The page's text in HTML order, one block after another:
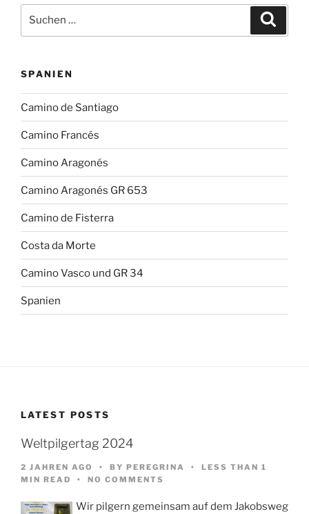
nach:
SPANIEN
Camino de Santiago
Camino Francés
Camino Aragonés
Camino Aragonés GR 653
Camino de Fisterra
Costa da Morte
Camino Vasco und GR 34
Spanien
LATEST POSTS
Weltpilgertag 2024
2 JAHREN AGO BY PEREGRINA
LESS THAN 1
MIN READ
NO COMMENTS
Wir pilgern gemeinsam auf dem Jakobsweg